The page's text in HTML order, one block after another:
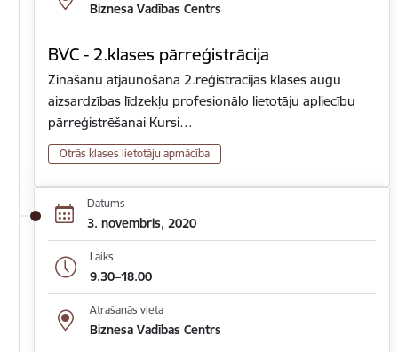
Biznesa Vadības Centrs
BVC - 2.klases pārreģistrācija
Zināšanu atjaunošana 2.reģistrācijas klases augu
aizsardzības līdzekļu profesionālo lietotāju apliecību
pārreģistrēšanai Kursi…
Otrās klases lietotāju apmācība
Datums
3. novembris, 2020
Laiks
9.30–18.00
Atrašanās vieta
Biznesa Vadības Centrs